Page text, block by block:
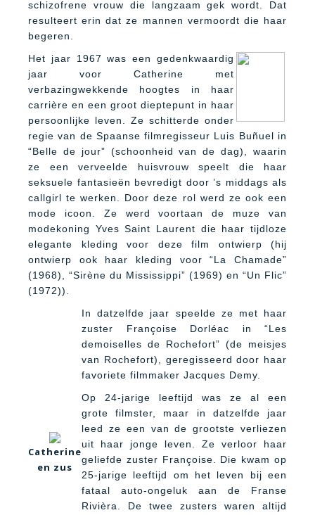
schizofrene vrouw die langzaam gek wordt. Dat
resulteert erin dat ze mannen vermoordt die haar
begeren.
Het jaar 1967 was een gedenkwaardig
jaar voor Catherine met
verbazingwekkende hoogtes in haar
carrière en een groot dieptepunt in haar
persoonlijke leven. Ze schitterde onder
regie van de Spaanse filmregisseur Luis Buñuel in
“Belle de jour” (schoonheid van de dag), waarin
ze een verveelde huisvrouw speelt die haar
seksuele fantasieën bevredigt door ’s middags als
callgirl te werken. Door deze rol werd ze ook een
mode icoon. Ze werd voortaan de muze van
modekoning Yves Saint Laurent die haar tijdloze
elegante kleding voor deze film ontwierp (hij
ontwierp ook haar kleding voor “La Chamade”
(1968), “Sirène du Mississippi” (1969) en “Un Flic”
(1972)).
Catherine
en zus
In datzelfde jaar speelde ze met haar
zuster Françoise Dorléac in “Les
demoiselles de Rochefort” (de meisjes
van Rochefort), geregisseerd door haar
favoriete filmmaker Jacques Demy.
Op 24-jarige leeftijd was ze al een
grote filmster, maar in datzelfde jaar
leed ze een van de grootste verliezen
uit haar jonge leven. Ze verloor haar
geliefde zuster Françoise. Die kwam op
25-jarige leeftijd om het leven bij een
fataal auto-ongeluk aan de Franse
Rivièra. De twee zusters waren altijd